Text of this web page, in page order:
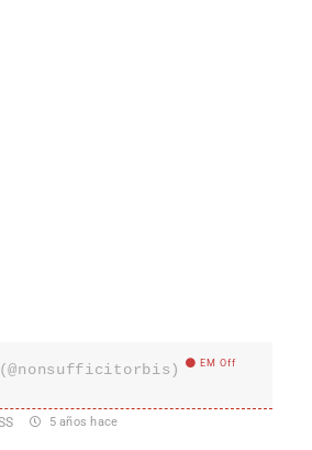
(@nonsufficitorbis) EM Off
5 años hace